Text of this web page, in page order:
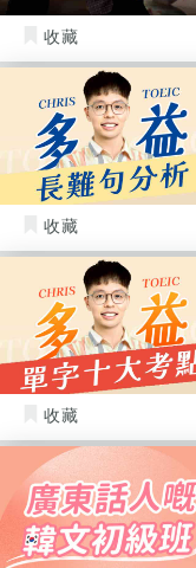
收藏
收藏
收藏